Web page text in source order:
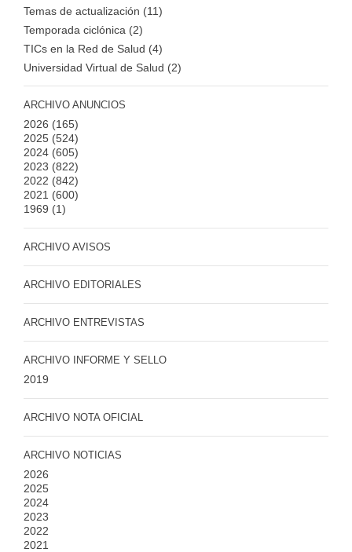
Temas de actualización (11)
Temporada ciclónica (2)
TICs en la Red de Salud (4)
Universidad Virtual de Salud (2)
ARCHIVO ANUNCIOS
2026 (165)
2025 (524)
2024 (605)
2023 (822)
2022 (842)
2021 (600)
1969 (1)
ARCHIVO AVISOS
ARCHIVO EDITORIALES
ARCHIVO ENTREVISTAS
ARCHIVO INFORME Y SELLO
2019
ARCHIVO NOTA OFICIAL
ARCHIVO NOTICIAS
2026
2025
2024
2023
2022
2021